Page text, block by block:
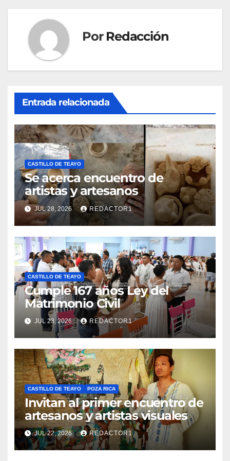
Por Redacción
Entrada relacionada
CASTILLO DE TEAYO
Se acerca encuentro de
artistas y artesanos
JUL 28, 2026 REDACTOR1
CASTILLO DE TEAYO
Cumple 167 años Ley del
Matrimonio Civil
JUL 23, 2026 REDACTOR1
CASTILLO DE TEAYO POZA RICA
Invitan al primer encuentro de
artesanos y artistas visuales
JUL 22, 2026 REDACTOR1